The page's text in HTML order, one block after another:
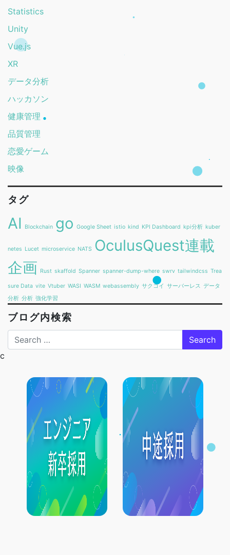
Statistics
Unity
Vue.js
XR
データ分析
ハッカソン
健康管理
品質管理
恋愛ゲーム
映像
タグ
AI Blockchain go Google Sheet istio kind KPI Dashboard kpi分析 kuber
netes Lucet microservice NATS OculusQuest連載
企画 Rust skaffold Spanner spanner-dump-where swrv tailwindcss Trea
sure Data vite Vtuber WASI WASM webassembly サクコイ サーバーレス データ
分析 分析 強化学習
ブログ内検索
Search
c